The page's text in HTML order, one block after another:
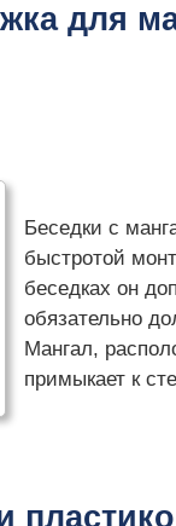
для
Беседки с
быстротой
беседках он
обязательно
Мангал,
примыкает к